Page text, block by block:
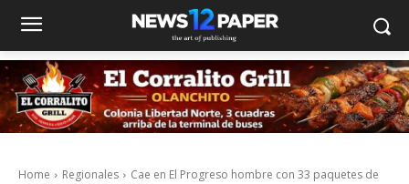
Home Regionales
Cae en El Progreso hombre con 33 paquetes de